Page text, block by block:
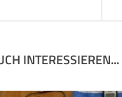
INTERESSIEREN...